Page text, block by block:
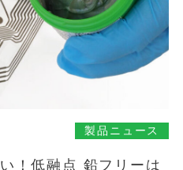
製品ニュース
！低融点 鉛フリーは